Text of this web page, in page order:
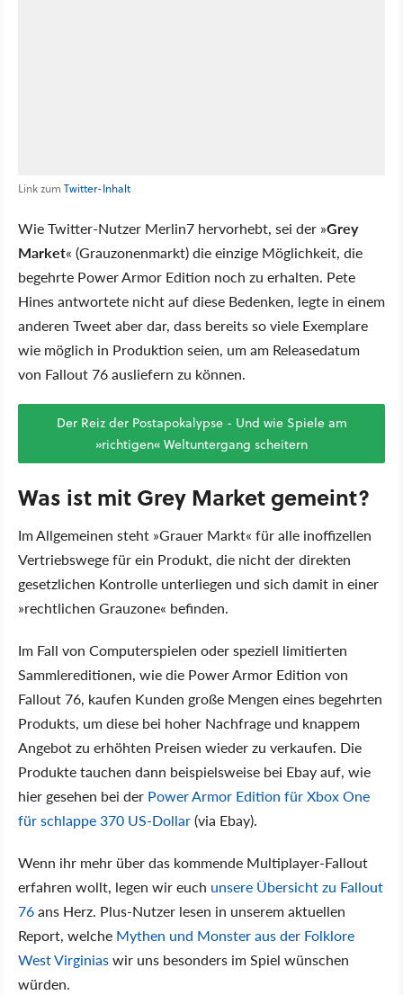
Link zum Twitter-Inhalt
Wie Twitter-Nutzer Merlin7 hervorhebt, sei der »Grey
Market« (Grauzonenmarkt) die einzige Möglichkeit, die
begehrte Power Armor Edition noch zu erhalten. Pete
Hines antwortete nicht auf diese Bedenken, legte in einem
anderen Tweet aber dar, dass bereits so viele Exemplare
wie möglich in Produktion seien, um am Releasedatum
von Fallout 76 ausliefern zu können.
Der Reiz der Postapokalypse - Und wie Spiele am
»richtigen« Weltuntergang scheitern
Was ist mit Grey Market gemeint?
Im Allgemeinen steht »Grauer Markt« für alle inoffizellen
Vertriebswege für ein Produkt, die nicht der direkten
gesetzlichen Kontrolle unterliegen und sich damit in einer
»rechtlichen Grauzone« befinden.
Im Fall von Computerspielen oder speziell limitierten
Sammlereditionen, wie die Power Armor Edition von
Fallout 76, kaufen Kunden große Mengen eines begehrten
Produkts, um diese bei hoher Nachfrage und knappem
Angebot zu erhöhten Preisen wieder zu verkaufen. Die
Produkte tauchen dann beispielsweise bei Ebay auf, wie
hier gesehen bei der Power Armor Edition für Xbox One
für schlappe 370 US-Dollar(via Ebay).
Wenn ihr mehr über das kommende Multiplayer-Fallout
erfahren wollt, legen wir euch unsere Übersicht zu Fallout
76ans Herz. Plus-Nutzer lesen in unserem aktuellen
Report, welche Mythen und Monster aus der Folklore
West Virginiaswir uns besonders im Spiel wünschen
würden.